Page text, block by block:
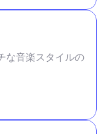
な音楽スタイルの